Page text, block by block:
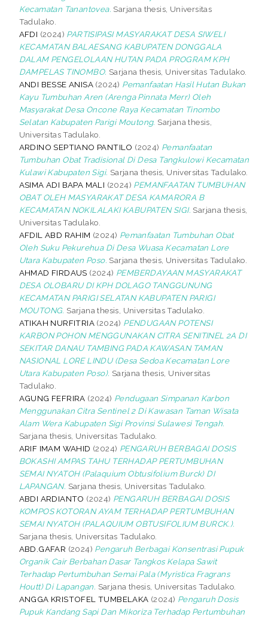
Kecamatan Tanantovea. Sarjana thesis, Universitas
Tadulako.
AFDI (2024) PARTISIPASI MASYARAKAT DESA SIWELI
KECAMATAN BALAESANG KABUPATEN DONGGALA
DALAM PENGELOLAAN HUTAN PADA PROGRAM KPH
DAMPELAS TINOMBO. Sarjana thesis, Universitas Tadulako.
ANDI BESSE ANISA (2024) Pemanfaatan Hasil Hutan Bukan
Kayu Tumbuhan Aren (Arenga Pinnata Merr) Oleh
Masyarakat Desa Oncone Raya Kecamatan Tinombo
Selatan Kabupaten Parigi Moutong. Sarjana thesis,
Universitas Tadulako.
ARDINO SEPTIANO PANTILO (2024) Pemanfaatan
Tumbuhan Obat Tradisional Di Desa Tangkulowi Kecamatan
Kulawi Kabupaten Sigi. Sarjana thesis, Universitas Tadulako.
ASIMA ADI BAPA MALI (2024) PEMANFAATAN TUMBUHAN
OBAT OLEH MASYARAKAT DESA KAMARORA B
KECAMATAN NOKILALAKI KABUPATEN SIGI. Sarjana thesis,
Universitas Tadulako.
AFDIL ABD RAHIM (2024) Pemanfaatan Tumbuhan Obat
Oleh Suku Pekurehua Di Desa Wuasa Kecamatan Lore
Utara Kabupaten Poso. Sarjana thesis, Universitas Tadulako.
AHMAD FIRDAUS (2024) PEMBERDAYAAN MASYARAKAT
DESA OLOBARU DI KPH DOLAGO TANGGUNUNG
KECAMATAN PARIGI SELATAN KABUPATEN PARIGI
MOUTONG. Sarjana thesis, Universitas Tadulako.
ATIKAH NURFITRIA (2024) PENDUGAAN POTENSI
KARBON POHON MENGGUNAKAN CITRA SENITINEL 2A DI
SEKITAR DANAU TAMBING PADA KAWASAN TAMAN
NASIONAL LORE LINDU (Desa Sedoa Kecamatan Lore
Utara Kabupaten Poso). Sarjana thesis, Universitas
Tadulako.
AGUNG FEFRIRA (2024) Pendugaan Simpanan Karbon
Menggunakan Citra Sentinel 2 Di Kawasan Taman Wisata
Alam Wera Kabupaten Sigi Provinsi Sulawesi Tengah.
Sarjana thesis, Universitas Tadulako.
ARIF IMAM WAHID (2024) PENGARUH BERBAGAI DOSIS
BOKASHI AMPAS TAHU TERHADAP PERTUMBUHAN
SEMAI NYATOH (Palaquium Obtusifolium Burck) DI
LAPANGAN. Sarjana thesis, Universitas Tadulako.
ABDI ARDIANTO (2024) PENGARUH BERBAGAI DOSIS
KOMPOS KOTORAN AYAM TERHADAP PERTUMBUHAN
SEMAI NYATOH (PALAQUIUM OBTUSIFOLIUM BURCK.).
Sarjana thesis, Universitas Tadulako.
ABD.GAFAR (2024) Pengaruh Berbagai Konsentrasi Pupuk
Organik Cair Berbahan Dasar Tangkos Kelapa Sawit
Terhadap Pertumbuhan Semai Pala (Myristica Fragrans
Houtt) Di Lapangan. Sarjana thesis, Universitas Tadulako.
ANGGA KRISTOFEL TUMBELAKA (2024) Pengaruh Dosis
Pupuk Kandang Sapi Dan Mikoriza Terhadap Pertumbuhan